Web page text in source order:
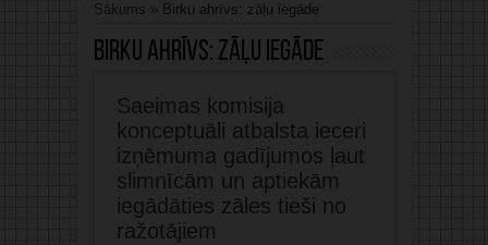
Sākums » Birku ahrīvs: zāļu iegāde
Birku ahrīvs: zāļu iegāde
Saeimas komisija
konceptuāli atbalsta ieceri
izņēmuma gadījumos ļaut
slimnīcām un aptiekām
iegādāties zāles tieši no
ražotājiem